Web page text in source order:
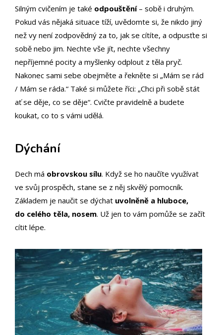
Silným cvičením je také odpouštění– sobě i druhým.
Pokud vás nějaká situace tíží, uvědomte si, že nikdo jiný
než vy není zodpovědný za to, jak se cítíte, a odpusťte si
sobě nebo jim. Nechte vše jít, nechte všechny
nepříjemné pocity a myšlenky odplout z těla pryč.
Nakonec sami sebe obejměte a řekněte si „Mám se rád
/ Mám se ráda.“ Také si můžete říci: „Chci při sobě stát
ať se děje, co se děje“. Cvičte pravidelně a budete
koukat, co to s vámi udělá.
Dýchání
Dech má obrovskou sílu. Když se ho naučíte využívat
ve svůj prospěch, stane se z něj skvělý pomocník.
Základem je naučit se dýchat uvolněně a hluboce,
do celého těla, nosem. Už jen to vám pomůže se začít
cítit lépe.